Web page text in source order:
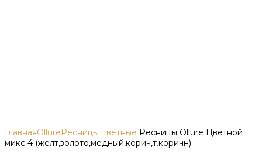
ГлавнаяOllureРесницы цветные Ресницы Ollure Цветной
микс 4 (желт,золото,медный,корич,т.коричн)